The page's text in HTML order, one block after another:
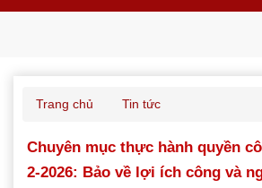
Trang chủ Tin tức
Chuyên mục thực hành quyền
2-2026: Bảo về lợi ích công và